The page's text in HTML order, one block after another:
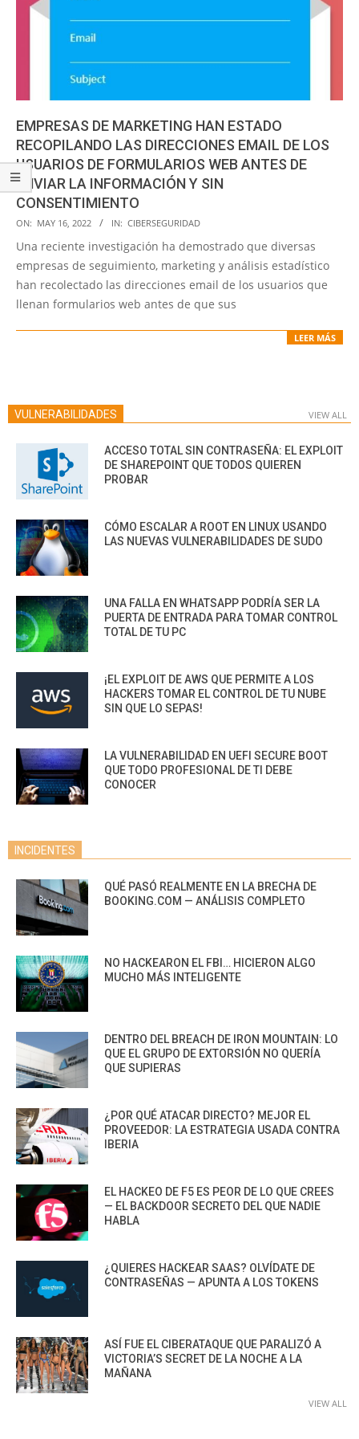
EMPRESAS DE MARKETING HAN ESTADO
RECOPILANDO LAS DIRECCIONES EMAIL DE LOS
USUARIOS DE FORMULARIOS WEB ANTES DE
ENVIAR LA INFORMACIÓN Y SIN
CONSENTIMIENTO
2022-
05-
16
ON: MAY 16, 2022 IN: CIBERSEGURIDAD
Una reciente investigación ha demostrado que diversas
empresas de seguimiento, marketing y análisis estadístico
han recolectado las direcciones email de los usuarios que
llenan formularios web antes de que sus
LEER MÁS
VULNERABILIDADES VIEW ALL
ACCESO TOTAL SIN CONTRASEÑA: EL EXPLOIT
DE SHAREPOINT QUE TODOS QUIEREN
PROBAR
CÓMO ESCALAR A ROOT EN LINUX USANDO
LAS NUEVAS VULNERABILIDADES DE SUDO
UNA FALLA EN WHATSAPP PODRÍA SER LA
PUERTA DE ENTRADA PARA TOMAR CONTROL
TOTAL DE TU PC
¡EL EXPLOIT DE AWS QUE PERMITE A LOS
HACKERS TOMAR EL CONTROL DE TU NUBE
SIN QUE LO SEPAS!
LA VULNERABILIDAD EN UEFI SECURE BOOT
QUE TODO PROFESIONAL DE TI DEBE
CONOCER
INCIDENTES
QUÉ PASÓ REALMENTE EN LA BRECHA DE
BOOKING.COM — ANÁLISIS COMPLETO
NO HACKEARON EL FBI… HICIERON ALGO
MUCHO MÁS INTELIGENTE
DENTRO DEL BREACH DE IRON MOUNTAIN: LO
QUE EL GRUPO DE EXTORSIÓN NO QUERÍA
QUE SUPIERAS
¿POR QUÉ ATACAR DIRECTO? MEJOR EL
PROVEEDOR: LA ESTRATEGIA USADA CONTRA
IBERIA
EL HACKEO DE F5 ES PEOR DE LO QUE CREES
— EL BACKDOOR SECRETO DEL QUE NADIE
HABLA
¿QUIERES HACKEAR SAAS? OLVÍDATE DE
CONTRASEÑAS — APUNTA A LOS TOKENS
ASÍ FUE EL CIBERATAQUE QUE PARALIZÓ A
VICTORIA’S SECRET DE LA NOCHE A LA
MAÑANA
VIEW ALL